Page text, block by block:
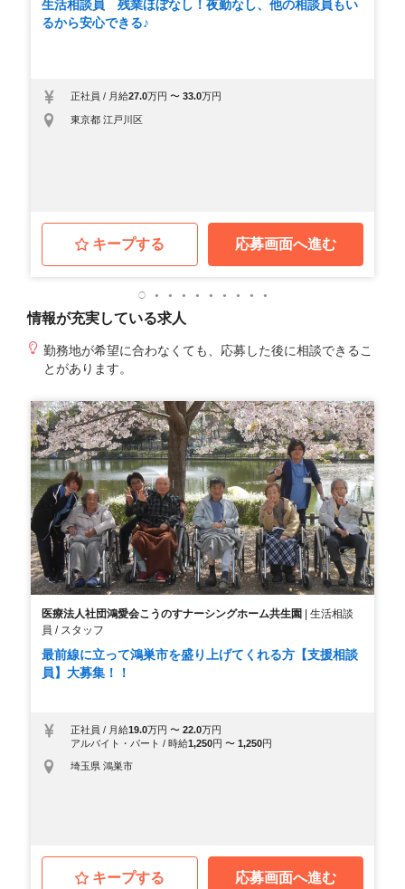
生活相談員 残業ほぼなし！夜勤なし、他の相談員もい
るから安心できる♪
正社員 / 月給27.0万円 〜33.0万円
東京都 江戸川区
キープする 応募画面へ進む
情報が充実している求人
勤務地が希望に合わなくても、応募した後に相談できるこ
とがあります。
医療法人社団鴻愛会こうのすナーシングホーム共生園 |生活相談
員 / スタッフ
最前線に立って鴻巣市を盛り上げてくれる方【支援相談
員】大募集！！
正社員 / 月給19.0万円 〜22.0万円
アルバイト・パート /時給1,250円 〜1,250円
埼玉県 鴻巣市
キープする 応募画面へ進む